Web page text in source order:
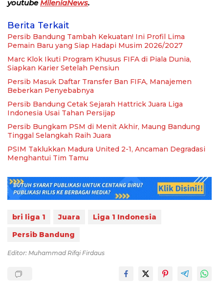
youtube MileniaNews.
Berita Terkait
Persib Bandung Tambah Kekuatan! Ini Profil Lima
Pemain Baru yang Siap Hadapi Musim 2026/2027
Marc Klok Ikuti Program Khusus FIFA di Piala Dunia,
Siapkan Karier Setelah Pensiun
Persib Masuk Daftar Transfer Ban FIFA, Manajemen
Beberkan Penyebabnya
Persib Bandung Cetak Sejarah Hattrick Juara Liga
Indonesia Usai Tahan Persijap
Persib Bungkam PSM di Menit Akhir, Maung Bandung
Tinggal Selangkah Raih Juara
PSIM Taklukkan Madura United 2-1, Ancaman Degradasi
Menghantui Tim Tamu
bri liga 1 Juara
Liga 1 Indonesia
Persib Bandung
Editor: Muhammad Rifqi Firdaus